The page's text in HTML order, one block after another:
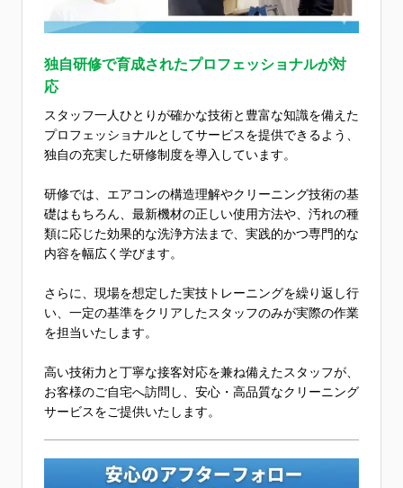
独自研修で育成されたプロフェッショナルが対
応
スタッフ一人ひとりが確かな技術と豊富な知識を備えた
プロフェッショナルとしてサービスを提供できるよう、
独自の充実した研修制度を導入しています。
研修では、エアコンの構造理解やクリーニング技術の基
礎はもちろん、最新機材の正しい使用方法や、汚れの種
類に応じた効果的な洗浄方法まで、実践的かつ専門的な
内容を幅広く学びます。
さらに、現場を想定した実技トレーニングを繰り返し行
い、一定の基準をクリアしたスタッフのみが実際の作業
を担当いたします。
高い技術力と丁寧な接客対応を兼ね備えたスタッフが、
お客様のご自宅へ訪問し、安心・高品質なクリーニング
サービスをご提供いたします。